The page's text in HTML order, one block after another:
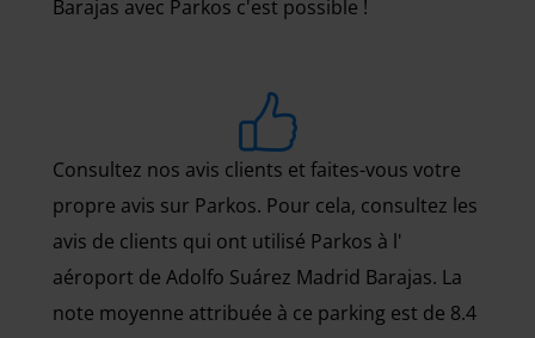
Barajas avec Parkos c'est possible !
Consultez nos avis clients et faites-vous votre
propre avis sur Parkos. Pour cela, consultez les
avis de clients qui ont utilisé Parkos à l'
aéroport de Adolfo Suárez Madrid Barajas. La
note moyenne attribuée à ce parking est de 8.4